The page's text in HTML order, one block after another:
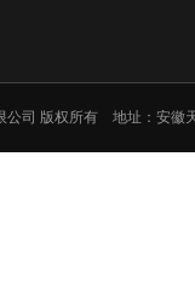
公司 版权所有 地址：安